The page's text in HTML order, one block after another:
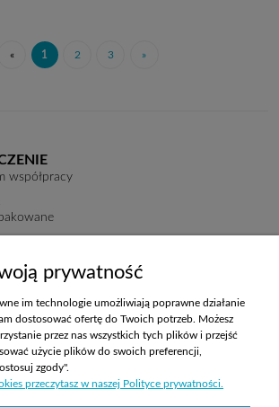
« 1 2 3 »
współpracy
indywidualnie
ZAKUPY
prywatność
im technologie umożliwiają poprawne działanie
dostosować ofertę do Twoich potrzeb. Możesz
przez nas wszystkich tych plików i przejść
użycie plików do swoich preferencji,
zgody".
przeczytasz w naszej Polityce prywatności.